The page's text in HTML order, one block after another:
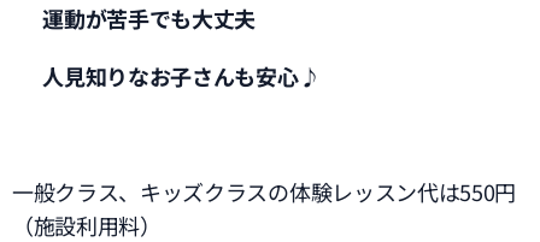
✅運動が苦手でも大丈夫
人見知りなお子さんも安心♪
一般クラス、キッズクラスの体験レッスン代は550円
（施設利用料）